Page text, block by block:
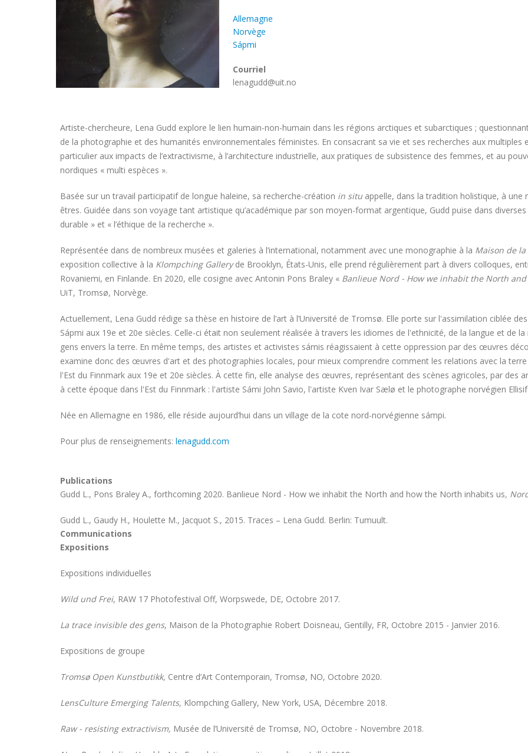
Allemagne
Norvège
Sápmi
Courriel
lenagudd@uit.no
Artiste-chercheure, Lena Gudd explore le lien humain-non-humain dans les régions arctiques et subarctiques ;
de la photographie et des humanités environnementales féministes. En consacrant sa vie et ses recherches aux multiples
particulier aux impacts de l’extractivisme, à l’architecture industrielle, aux pratiques de subsistence des femmes, et au
nordiques « multi espèces ».
Basée sur un travail participatif de longue haleine, sa recherche-création in situ appelle, dans la tradition holistique, à une
êtres. Guidée dans son voyage tant artistique qu’académique par son moyen-format argentique, Gudd puise dans
durable » et « l’éthique de la recherche ».
Représentée dans de nombreux musées et galeries à l’international, notamment avec une monographie à la Maison de
exposition collective à la Klompching Galleryde Brooklyn, États-Unis, elle prend régulièrement part à divers colloques,
Rovaniemi, en Finlande. En 2020, elle cosigne avec Antonin Pons Braley « Banlieue Nord - How we inhabit the North
UiT, Tromsø, Norvège.
Actuellement, Lena Gudd rédige sa thèse en histoire de l’art à l’Université de Tromsø. Elle porte sur l'assimilation ciblée
Sápmi aux 19e et 20e siècles. Celle-ci était non seulement réalisée à travers les idiomes de l'ethnicité, de la langue et de
gens envers la terre. En même temps, des artistes et activistes sámis réagissaient à cette oppression par des œuvres
examine donc des œuvres d'art et des photographies locales, pour mieux comprendre comment les relations avec la
l'Est du Finnmark aux 19e et 20e siècles. À cette fin, elle analyse des œuvres, représentant des scènes agricoles, par des
à cette époque dans l'Est du Finnmark : l'artiste Sámi John Savio, l'artiste Kven Ivar Sælø et le photographe norvégien Ellisif
Née en Allemagne en 1986, elle réside aujourd’hui dans un village de la cote nord-norvégienne sámpi.
Pour plus de renseignements: lenagudd.com
Publications
Gudd L., Pons Braley A., forthcoming 2020. Banlieue Nord - How we inhabit the North and how the North inhabits us,
Gudd L., Gaudy H., Houlette M., Jacquot S., 2015. Traces – Lena Gudd. Berlin: Tumuult.
Communications
Expositions
Expositions individuelles
Wild und Frei, RAW 17 Photofestival Off, Worpswede, DE, Octobre 2017.
La trace invisible des gens, Maison de la Photographie Robert Doisneau, Gentilly, FR, Octobre 2015 - Janvier 2016.
Expositions de groupe
Tromsø Open Kunstbutikk, Centre d’Art Contemporain, Tromsø, NO, Octobre 2020.
LensCulture Emerging Talents, Klompching Gallery, New York, USA, Décembre 2018.
Raw - resisting extractivism, Musée de l’Université de Tromsø, NO, Octobre - Novembre 2018.